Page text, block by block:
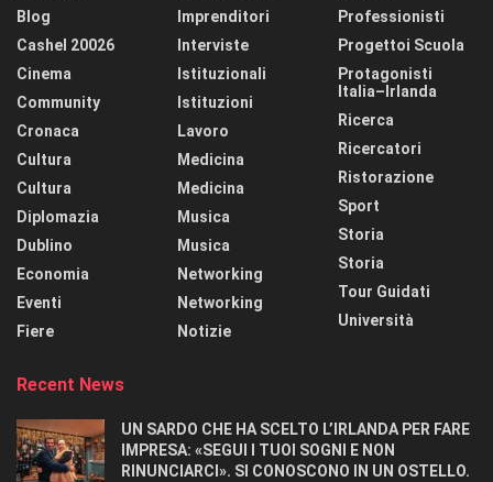
Blog
Cashel 20026
Cinema
Community
Cronaca
Cultura
Cultura
Diplomazia
Dublino
Economia
Eventi
Fiere
Imprenditori
Interviste
Istituzionali
Istituzioni
Lavoro
Medicina
Medicina
Musica
Musica
Networking
Networking
Notizie
Professionisti
Progettoi Scuola
Protagonisti
Italia–Irlanda
Ricerca
Ricercatori
Ristorazione
Sport
Storia
Storia
Tour Guidati
Università
Recent News
UN SARDO CHE HA SCELTO L’IRLANDA PER FARE
IMPRESA: «SEGUI I TUOI SOGNI E NON
RINUNCIARCI». SI CONOSCONO IN UN OSTELLO.